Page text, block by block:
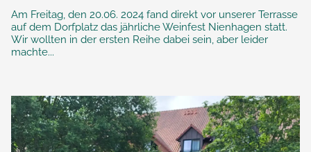
Am Freitag, den 20.06. 2024 fand direkt vor unserer Terrasse
auf dem Dorfplatz das jährliche Weinfest Nienhagen statt.
Wir wollten in der ersten Reihe dabei sein, aber leider
machte...